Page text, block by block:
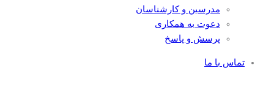
مدرسین و کارشناسان
دعوت به همکاری
پرسش و پاسخ
تماس با ما